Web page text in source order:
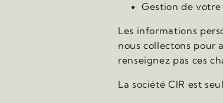
Gestion de votre
Les informations
nous collectons pour
renseignez pas ces
La société CIR est